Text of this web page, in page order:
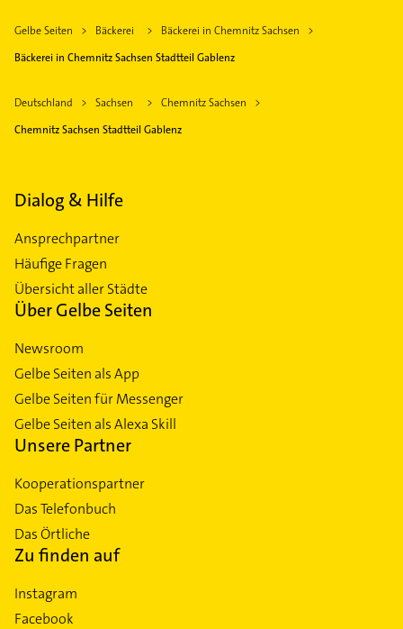
Gelbe Seiten Bäckerei
Bäckerei in Chemnitz Sachsen
Bäckerei in Chemnitz Sachsen Stadtteil Gablenz
Deutschland Sachsen
Chemnitz Sachsen
Chemnitz Sachsen Stadtteil Gablenz
Dialog & Hilfe
Ansprechpartner
Häufige Fragen
Übersicht aller Städte
Über Gelbe Seiten
Newsroom
Gelbe Seiten als App
Gelbe Seiten für Messenger
Gelbe Seiten als Alexa Skill
Unsere Partner
Kooperationspartner
Das Telefonbuch
Das Örtliche
Zu finden auf
Instagram
Facebook